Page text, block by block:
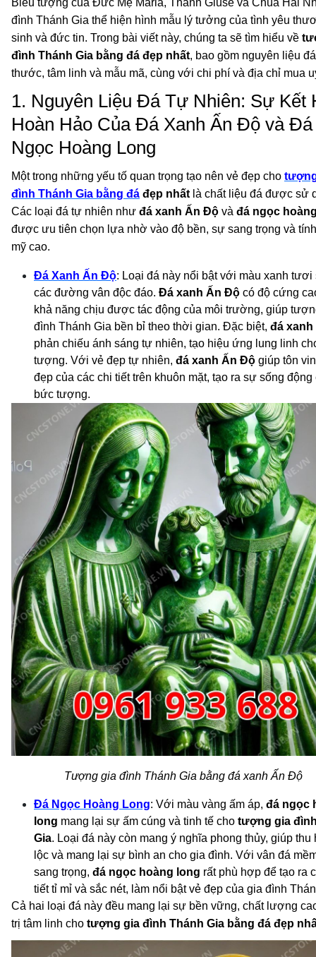
Biểu tượng của Đức Mẹ Maria, Thánh Giuse và Chúa Hài
đình Thánh Gia thể hiện hình mẫu lý tưởng của tình yêu
sinh và đức tin. Trong bài viết này, chúng ta sẽ tìm hiểu về
đình Thánh Gia bằng đá đẹp nhất, bao gồm nguyên liệu
thước, tâm linh và mẫu mã, cùng với chi phí và địa chỉ mua
1. Nguyên Liệu Đá Tự Nhiên: Sự Kết
Hoàn Hảo Của Đá Xanh Ấn Độ và Đá
Ngọc Hoàng Long
Một trong những yếu tố quan trọng tạo nên vẻ đẹp cho
đình Thánh Gia bằng đá đẹp nhất là chất liệu đá được sử
Các loại đá tự nhiên như đá xanh Ấn Độ và đá ngọc
được ưu tiên chọn lựa nhờ vào độ bền, sự sang trọng và
mỹ cao.
Đá Xanh Ấn Độ: Loại đá này nổi bật với màu xanh tươi
các đường vân độc đáo. Đá xanh Ấn Độ có độ cứng
khả năng chịu được tác động của môi trường, giúp
đình Thánh Gia bền bỉ theo thời gian. Đặc biệt, đá
phản chiếu ánh sáng tự nhiên, tạo hiệu ứng lung linh
tượng. Với vẻ đẹp tự nhiên, đá xanh Ấn Độ giúp tôn
đẹp của các chi tiết trên khuôn mặt, tạo ra sự sống động
bức tượng.
Tượng gia đình Thánh Gia bằng đá xanh Ấn Độ
Đá Ngọc Hoàng Long: Với màu vàng ấm áp, đá ngọc
long mang lại sự ấm cúng và tinh tế cho tượng gia
Gia. Loại đá này còn mang ý nghĩa phong thủy, giúp thu
lộc và mang lại sự bình an cho gia đình. Với vân đá
sang trọng, đá ngọc hoàng long rất phù hợp để tạo ra
tiết tỉ mỉ và sắc nét, làm nổi bật vẻ đẹp của gia đình
Cả hai loại đá này đều mang lại sự bền vững, chất lượng
trị tâm linh cho tượng gia đình Thánh Gia bằng đá đẹp